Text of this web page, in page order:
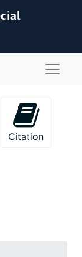
Citation